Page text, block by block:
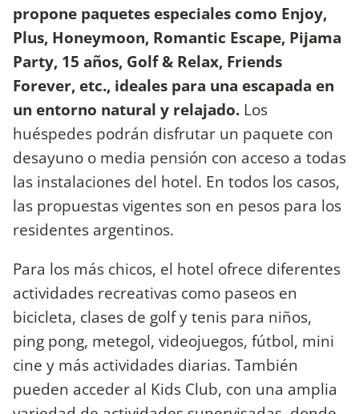
propone paquetes especiales como Enjoy,
Plus, Honeymoon, Romantic Escape, Pijama
Party, 15 años, Golf & Relax, Friends
Forever, etc., ideales para una escapada en
un entorno natural y relajado. Los
huéspedes podrán disfrutar un paquete con
desayuno o media pensión con acceso a todas
las instalaciones del hotel. En todos los casos,
las propuestas vigentes son en pesos para los
residentes argentinos.
Para los más chicos, el hotel ofrece diferentes
actividades recreativas como paseos en
bicicleta, clases de golf y tenis para niños,
ping pong, metegol, videojuegos, fútbol, mini
cine y más actividades diarias. También
pueden acceder al Kids Club, con una amplia